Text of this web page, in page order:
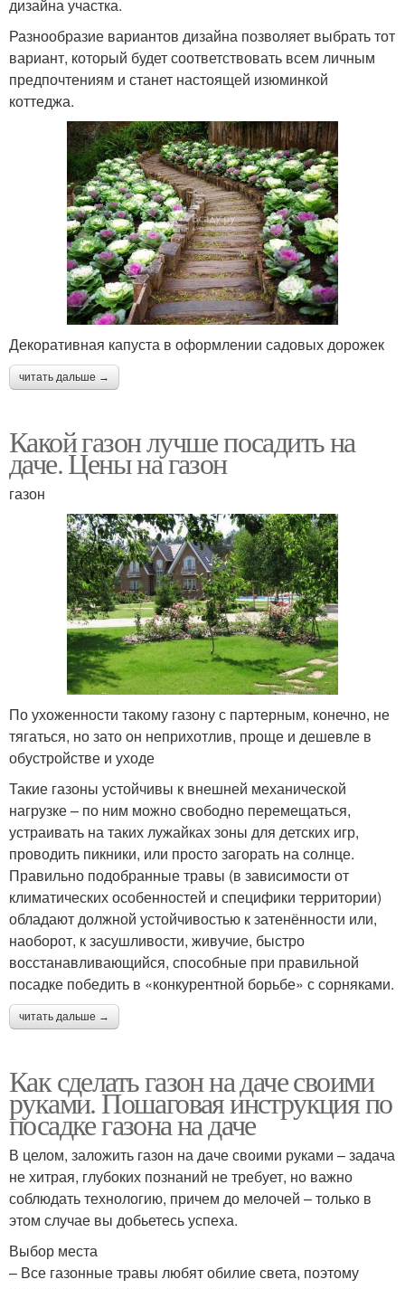
дизайна участка.
Разнообразие вариантов дизайна позволяет выбрать тот
вариант, который будет соответствовать всем личным
предпочтениям и станет настоящей изюминкой
коттеджа.
Декоративная капуста в оформлении садовых дорожек
читать дальше →
Какой газон лучше посадить на
даче. Цены на газон
газон
По ухоженности такому газону с партерным, конечно, не
тягаться, но зато он неприхотлив, проще и дешевле в
обустройстве и уходе
Такие газоны устойчивы к внешней механической
нагрузке – по ним можно свободно перемещаться,
устраивать на таких лужайках зоны для детских игр,
проводить пикники, или просто загорать на солнце.
Правильно подобранные травы (в зависимости от
климатических особенностей и специфики территории)
обладают должной устойчивостью к затенённости или,
наоборот, к засушливости, живучие, быстро
восстанавливающийся, способные при правильной
посадке победить в «конкурентной борьбе» с сорняками.
читать дальше →
Как сделать газон на даче своими
руками. Пошаговая инструкция по
посадке газона на даче
В целом, заложить газон на даче своими руками – задача
не хитрая, глубоких познаний не требует, но важно
соблюдать технологию, причем до мелочей – только в
этом случае вы добьетесь успеха.
Выбор места
– Все газонные травы любят обилие света, поэтому